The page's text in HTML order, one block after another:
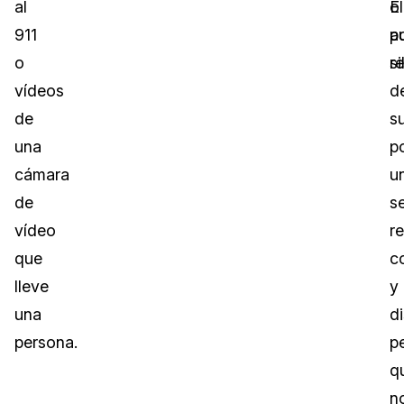
al
911
o
vídeos
de
una
cámara
de
vídeo
que
lleve
una
persona.
o
El
y